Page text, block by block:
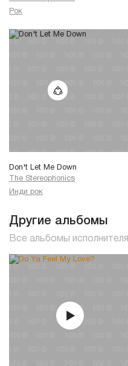
Рок
Don't Let Me Down
The Stereophonics
Инди рок
Другие альбомы
Все альбомы исполнителя